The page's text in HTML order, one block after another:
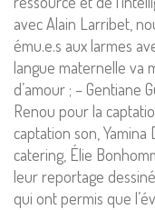
avec Alain Larribet,
ému.e.s aux larmes
langue maternelle va
d’amour ; – Gentiane
Renou pour la
captation son,
catering, Élie
leur reportage
qui ont permis que